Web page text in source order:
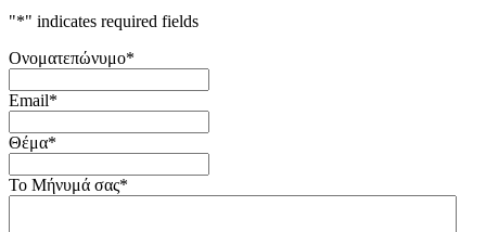
"*" indicates required fields
Ονοματεπώνυμο*
Email*
Θέμα*
Το Μήνυμά σας*